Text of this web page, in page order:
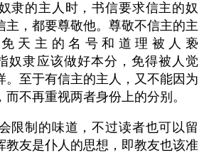
隶的主人时，书信要求信主的奴
主，都要尊敬他。尊敬不信主的主
天主的名号和道理被人亵
奴隶应该做好本分，免得被人觉
。至于有信主的主人，又不能因为
不再重视两者身份上的分别。
限制的味道，不过读者也可以留
教友是仆人的思想，即教友也该准